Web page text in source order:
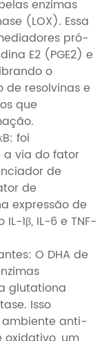
enzimas
(LOX). Essa
pró-
E2 (PGE2) e
o
resolvinas e
que
foi
a via do fator
de
de
expressão de
1β, IL-6 e TNF-
O DHA de
glutationa
Isso
anti-